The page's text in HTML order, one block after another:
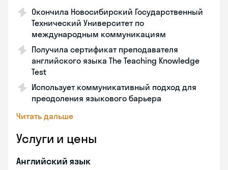
Окончила Новосибирский Государственный
Технический Университет по
международным коммуникациям
Получила сертификат преподавателя
английского языка The Teaching Knowledge
Test
Использует коммуникативный подход для
преодоления языкового барьера
Читать дальше
Услуги и цены
Английский язык